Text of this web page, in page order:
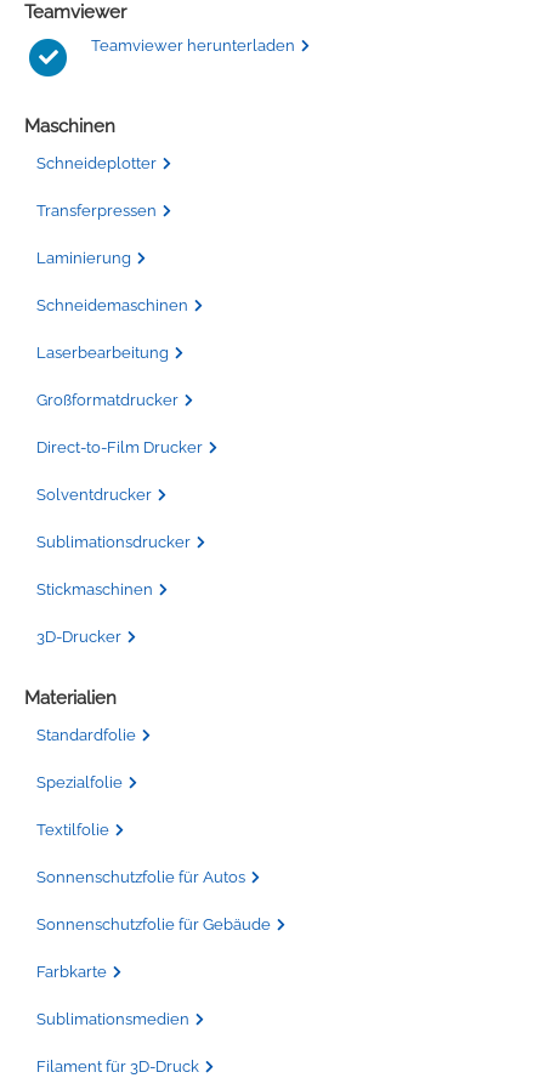
Teamviewer
Teamviewer herunterladen
Maschinen
Schneideplotter
Transferpressen
Laminierung
Schneidemaschinen
Laserbearbeitung
Großformatdrucker
Direct-to-Film Drucker
Solventdrucker
Sublimationsdrucker
Stickmaschinen
3D-Drucker
Materialien
Standardfolie
Spezialfolie
Textilfolie
Sonnenschutzfolie für Autos
Sonnenschutzfolie für Gebäude
Farbkarte
Sublimationsmedien
Filament für 3D-Druck